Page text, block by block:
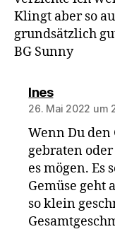
Klingt aber so
grundsätzlich
BG Sunny
Inessagt:
26. Mai 2022 um
Wenn Du
gebraten
es mögen. Es
Gemüse geht
so klein